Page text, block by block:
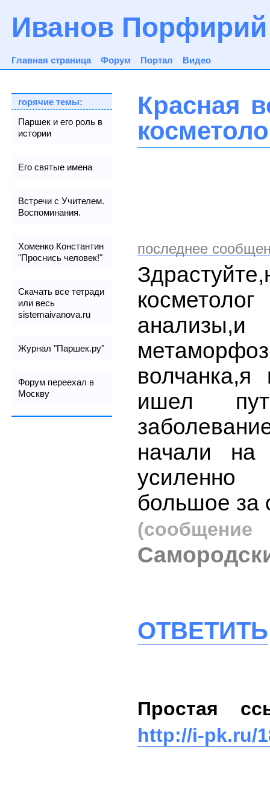
Иванов
Главная страница Форум Портал Видео
горячие темы:
Паршек и его роль в
истории
Его святые имена
Встречи с Учителем.
Воспоминания.
Хоменко Константин
"Проснись человек!"
Скачать все тетради
или весь
sistemaivanova.ru
Журнал "Паршек.ру"
Форум переехал в
Москву
Красная
последнее
волчанка,я
ишел
начали
большое за
ОТВЕТИТЬ
Простая
http://i-pk.ru/